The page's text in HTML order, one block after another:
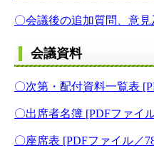
〇会議後の追加質問、意
会議資料
〇次第・配付資料一覧表
〇出席者名簿 [PDFファイ
〇座席表 [PDFファイル／